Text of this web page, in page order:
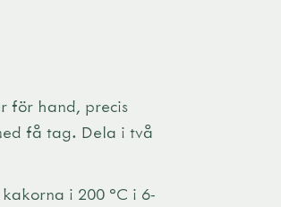
för hand, precis
få tag. Dela i två
i 200 °C i 6-